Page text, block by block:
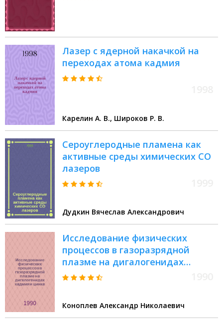
Лазер с ядерной накачкой на
переходах атома кадмия
Карелин А. В., Широков Р. В.
Сероуглеродные пламена как
активные среды химических СО
лазеров
Дудкин Вячеслав Александрович
Исследование физических
процессов в газоразрядной
плазме на дигалогенидах
кадмия и цинка : Автореф. дис.
Коноплев Александр Николаевич